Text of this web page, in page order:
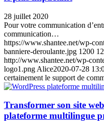
28 juillet 2020
Pour votre communication
communication…
https://www.shantee.net/wp-
banniere-deroulante.jpg 1200
http://www.shantee.net/wp-
logo1.png Alice2020-07-28
certainement le support de
Transformer son site
plateforme multilingue